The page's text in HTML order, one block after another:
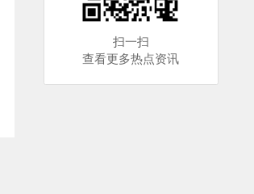
扫一扫
查看更多热点资讯